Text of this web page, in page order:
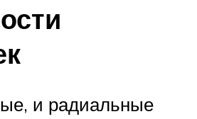
и радиальные